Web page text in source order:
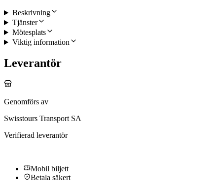
Beskrivning
Tjänster
Mötesplats
Viktig information
Leverantör
Genomförs av
Swisstours Transport SA
Verifierad leverantör
Mobil biljett
Betala säkert